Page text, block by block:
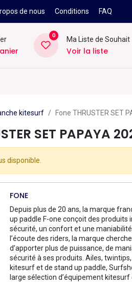
de nous Conditions FAQ
0
Ma Liste de Souhait
Voir la liste
kitesurf Fone THRUSTER SET
SET PAPAYA
disponible.
FONE
Depuis plus de 20 ans, la marque
up paddle F-one conçoit des produits
sécurité, un confort et une maniabilité
l’écoute des riders, la marque
d’apporter plus de puissance, de
sécurité à ses produits. Ailes,
kitesurf et de stand up paddle,
large sélection d’équipement kitesurf